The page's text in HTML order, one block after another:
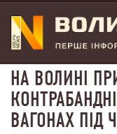
НА ВОЛИНІ
ВАГОНАХ ПІД